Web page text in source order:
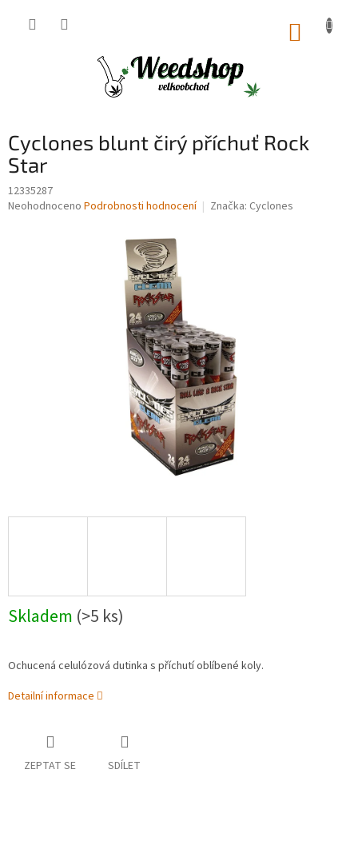
Cyclones blunt čirý příchuť Rock
Star
12335287
Průměrné
Neohodnoceno Podrobnosti hodnocení Značka: Cyclones
Skladem (>5 ks)
Ochucená celulózová dutinka s příchutí oblíbené koly.
Detailní informace
ZEPTAT SE SDÍLET